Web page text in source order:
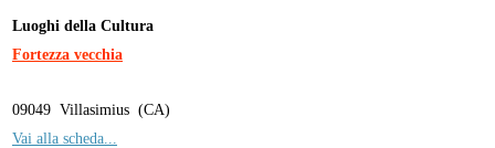
Luoghi della Cultura
Fortezza vecchia
09049 Villasimius (CA)
Vai alla scheda...